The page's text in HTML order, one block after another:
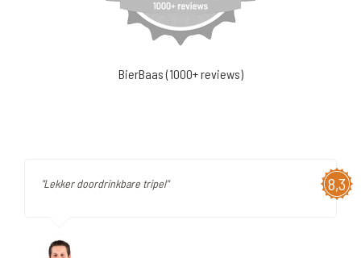
BierBaas (1000+ reviews)
8,3
"Lekker doordrinkbare tripel"